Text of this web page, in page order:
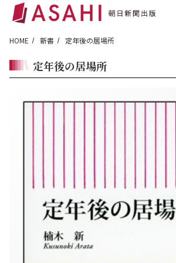
HOME 新書 定年後の居場所
定年後の居場所